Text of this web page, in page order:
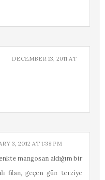
DECEMBER 13, 2011 AT
3, 2012 AT 1:38 PM
mangosan aldığım bir
filan, geçen gün terziye